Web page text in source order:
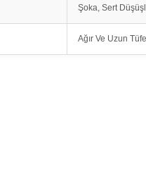
Şoka, Sert
Ağır Ve Uzun